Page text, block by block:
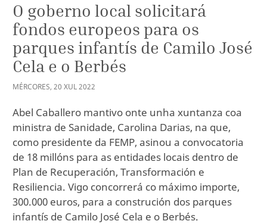
O goberno local solicitará
fondos europeos para os
parques infantís de Camilo José
Cela e o Berbés
MÉRCORES, 20 XUL2022
Abel Caballero mantivo onte unha xuntanza coa
ministra de Sanidade, Carolina Darias, na que,
como presidente da FEMP, asinou a convocatoria
de 18 millóns para as entidades locais dentro de
Plan de Recuperación, Transformación e
Resiliencia. Vigo concorrerá co máximo importe,
300.000 euros, para a construción dos parques
infantís de Camilo José Cela e o Berbés.